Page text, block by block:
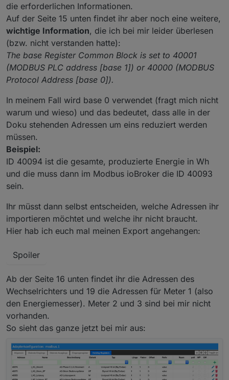
die erforderlichen Informationen.
Auf der Seite 15 unten findet ihr aber noch eine weitere,
wichtige Information, die ich bei mir leider überlesen
(bzw. nicht verstanden hatte):
The base Register Common Block is set to 40001
(MODBUS PLC address [base 1]) or 40000 (MODBUS
Protocol Address [base 0]).
In meinem Fall wird base 0 verwendet (fragt mich nicht
warum und wieso) und das bedeutet, dass alle in der
Doku stehenden Adressen um eins reduziert werden
müssen.
Beispiel:
ID 40094 ist die gesamte, produzierte Energie in Wh
und die muss dann im Modbus ioBroker die ID 40093
sein.
Ihr müsst dann selbst entscheiden, welche Adressen ihr
importieren möchtet und welche ihr nicht braucht.
Hier hab ich euch mal meinen Export angehangen:
Spoiler
Ab der Seite 16 unten findet ihr die Adressen des
Wechselrichters und 19 die Adressen für Meter 1 (also
den Energiemesser). Meter 2 und 3 sind bei mir nicht
vorhanden.
So sieht das ganze jetzt bei mir aus: